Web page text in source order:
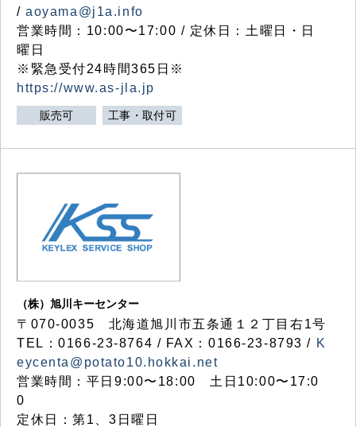
/aoyama@j1a.info
営業時間：10:00〜17:00 / 定休日：土曜日・日
曜日
※緊急受付24時間365日※
https://www.as-jla.jp
販売可 工事・取付可
（株）旭川キーセンター
〒070-0035 北海道旭川市五条通１２丁目右1号
TEL：0166-23-8764 / FAX：0166-23-8793 / K
eycenta@potato10.hokkai.net
営業時間：平日9:00〜18:00 土日10:00〜17:0
0
定休日：第1、3日曜日